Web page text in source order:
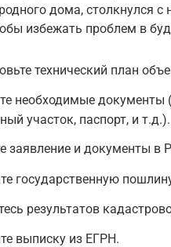
дома, столкнулся
избежать проблем в
технический план
необходимые
участок, паспорт, и т.д.).
заявление и документы в
государственную
результатов
выписку из ЕГРН.